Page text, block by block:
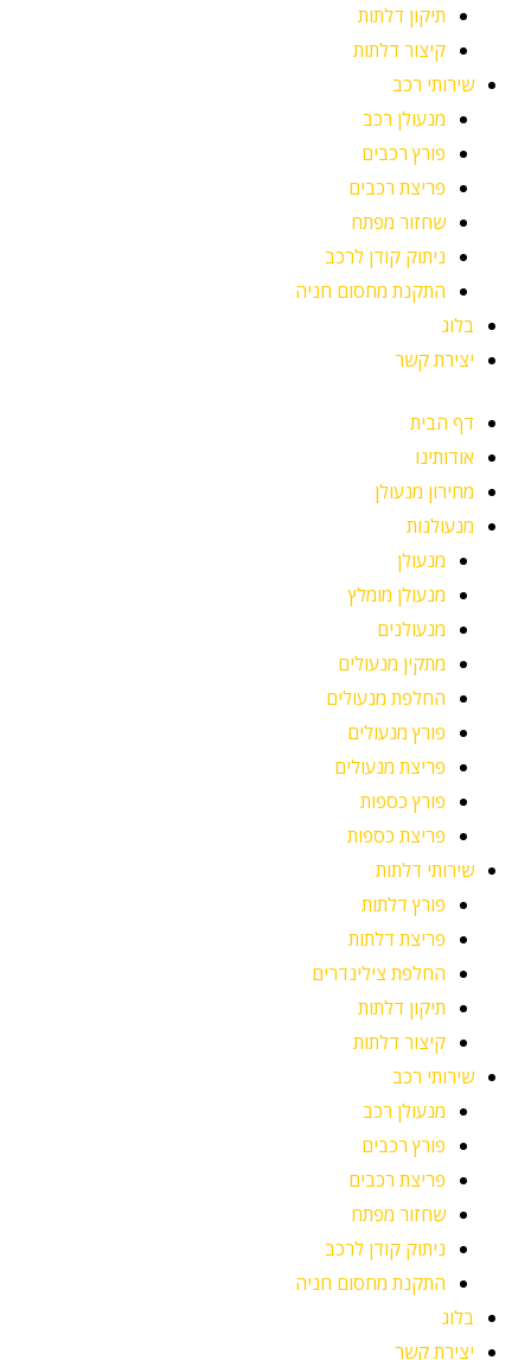
תיקון דלתות
קיצור דלתות
שירותי רכב
מנעולן רכב
פורץ רכבים
פריצת רכבים
שחזור מפתח
ניתוק קודן לרכב
התקנת מחסום חניה
בלוג
יצירת קשר
דף הבית
אודותינו
מחירון מנעולן
מנעולנות
מנעולן
מנעולן מומלץ
מנעולנים
מתקין מנעולים
החלפת מנעולים
פורץ מנעולים
פריצת מנעולים
פורץ כספות
פריצת כספות
שירותי דלתות
פורץ דלתות
פריצת דלתות
החלפת צילינדרים
תיקון דלתות
קיצור דלתות
שירותי רכב
מנעולן רכב
פורץ רכבים
פריצת רכבים
שחזור מפתח
ניתוק קודן לרכב
התקנת מחסום חניה
בלוג
יצירת קשר